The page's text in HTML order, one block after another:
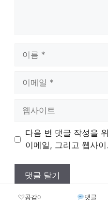
트
다음 번 댓글 작성을
이메일, 그리고 웹사
공감0 댓글